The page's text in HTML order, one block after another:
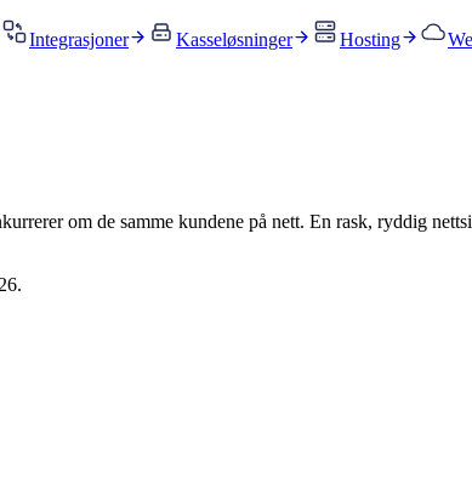
Integrasjoner Kasseløsninger Hosting
om de samme kundene på nett. En rask, ryddig
.